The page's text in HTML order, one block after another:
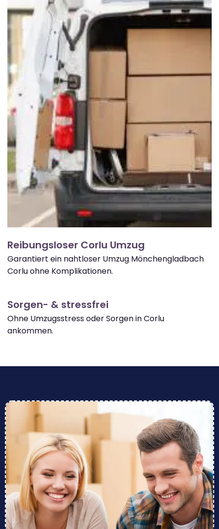
Reibungsloser Corlu Umzug
Garantiert ein nahtloser Umzug Mönchengladbach
Corlu ohne Komplikationen.
Sorgen- & stressfrei
Ohne Umzugsstress oder Sorgen in Corlu
ankommen.